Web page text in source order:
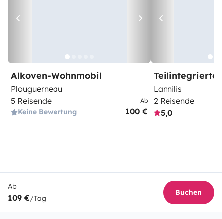
Alkoven-Wohnmobil
Plouguerneau
5 Reisende
Keine Bewertung
Ab
100 €
Lannilis
2 Reisende
5,0
Ab
109 €/Tag
Buchen